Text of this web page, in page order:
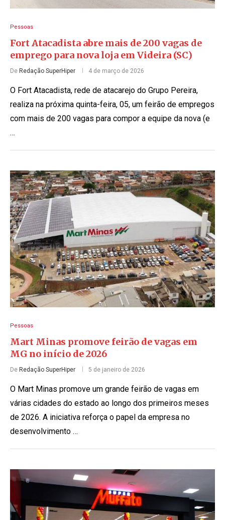
Pessoas
Fort Atacadista abre mais de 200 vagas de
emprego para nova loja em Videira (SC)
De Redação SuperHiper 4 de março de 2026
O Fort Atacadista, rede de atacarejo do Grupo Pereira,
realiza na próxima quinta-feira, 05, um feirão de empregos
com mais de 200 vagas para compor a equipe da nova (e
…
Pessoas
Mart Minas promove feirão de vagas em
MG no início de 2026
De Redação SuperHiper 5 de janeiro de 2026
O Mart Minas promove um grande feirão de vagas em
várias cidades do estado ao longo dos primeiros meses
de 2026. A iniciativa reforça o papel da empresa no
desenvolvimento …